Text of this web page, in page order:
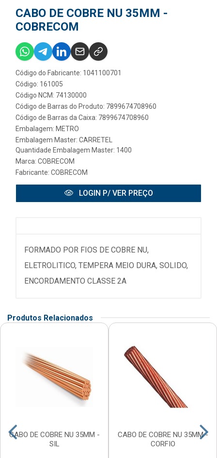
CABO DE COBRE NU 35MM -
COBRECOM
Código do Fabricante: 1041100701
Código: 161005
Código NCM: 74130000
Código de Barras do Produto: 7899674708960
Código de Barras da Caixa: 7899674708960
Embalagem: METRO
Embalagem Master: CARRETEL
Quantidade Embalagem Master: 1400
Marca: COBRECOM
Fabricante: COBRECOM
LOGIN P/ VER PREÇO
FORMADO POR FIOS DE COBRE NU,
ELETROLITICO, TEMPERA MEIO DURA, SOLIDO,
ENCORDAMENTO CLASSE 2A
Produtos Relacionados
CABO DE COBRE NU 35MM -
SIL
CABO DE COBRE NU 35MM -
CORFIO